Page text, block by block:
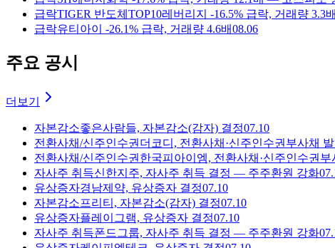
급락TIGER 반도체TOP10레버리지 -16.5% 급락, 거래량
급락유티아이 -26.1% 급락, 거래량 4.6배08.06
주요 공시
더보기
자본감소좋은사람들, 자본감소(감자) 결정07.10
전환사채/신주인수권 더코디, 전환사채·신주인수권부사채
전환사채/신주인수권 한국피아이엠, 전환사채·신주인수권부
자사주 취득신한지주, 자사주 취득 결정 — 주주환원 강화
유상증자경남제약, 유상증자 결정07.10
자본감소프리티, 자본감소(감자) 결정07.10
유상증자플레이그램, 유상증자 결정07.10
자사주 취득폰드그룹, 자사주 취득 결정 — 주주환원 강화